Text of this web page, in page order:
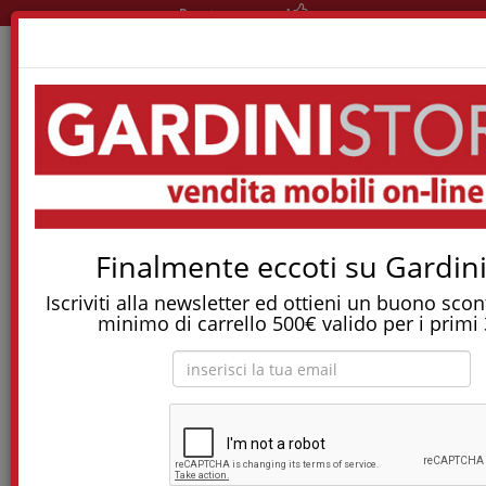
Finalmente eccoti su
Iscriviti alla newsletter ed ottieni un buono
minimo di carrello 500€ valido per i primi
Pronta consegna!
Materassi A Molle
Materasso Elyse In Myform Con Pillow Topper
Tostapane, tritatutto, aspirapolvere, friggitrice
e molti altri Elettrodomestici!
Materasso Elyse in myform con pillow topper